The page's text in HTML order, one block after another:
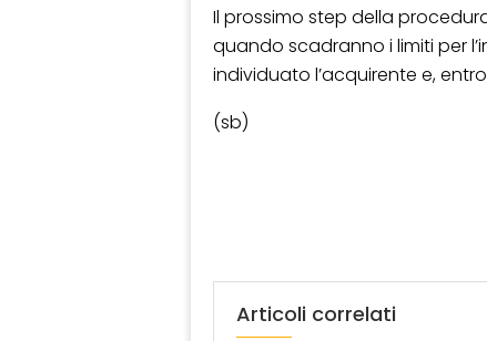
Il prossimo step della
quando scadranno i limiti per
individuato l’acquirente e,
(sb)
Articoli correlati